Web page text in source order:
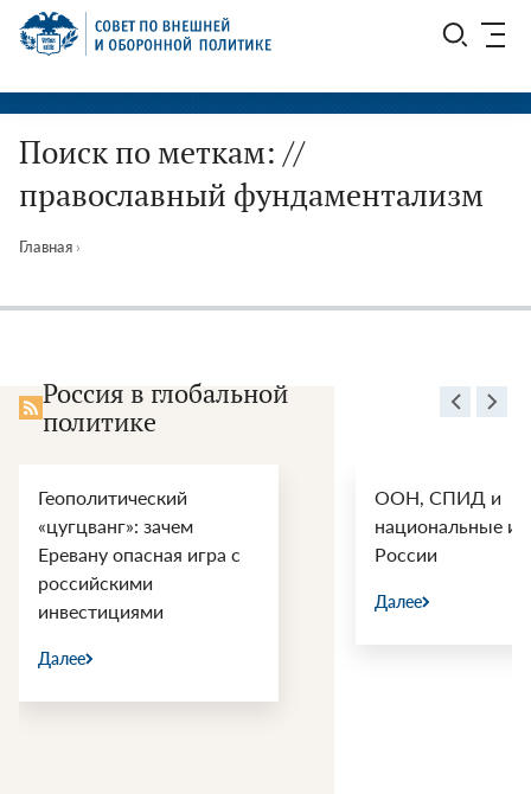
Перейти
СВОП
Поиск по меткам: //
православный фундаментализм
Главная ›
Россия в глобальной
политике
Геополитический
«цугцванг»: зачем
Еревану опасная игра с
российскими
инвестициями
Далее
ООН, СПИД и
национальные
России
Далее